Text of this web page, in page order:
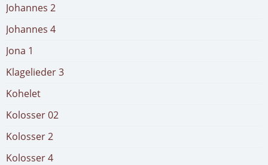
Johannes 2
Johannes 4
Jona 1
Klagelieder 3
Kohelet
Kolosser 02
Kolosser 2
Kolosser 4